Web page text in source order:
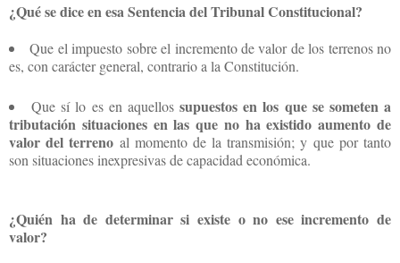
¿Qué se dice en esa Sentencia del Tribunal Constitucional?
Que el impuesto sobre el incremento de valor de los terrenos no
es, con carácter general, contrario a la Constitución.
Que sí lo es en aquellossupuestos en los que se someten a
tributación situaciones en las que no ha existido aumento de
valor del terreno al momento de la transmisión; y que por tanto
son situaciones inexpresivas de capacidad económica.
¿Quién ha de determinar si existe o no ese incremento de
valor?